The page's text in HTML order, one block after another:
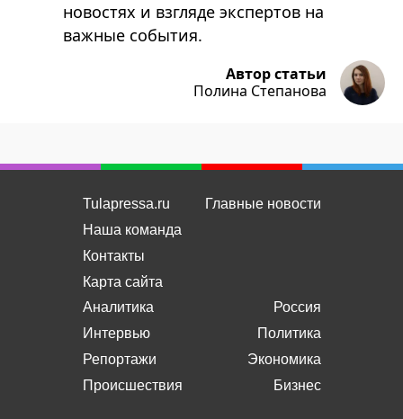
новостях и взгляде экспертов на
важные события.
Автор статьи
Полина Степанова
Tulapressa.ru
Наша команда
Контакты
Карта сайта
Главные новости
Аналитика
Интервью
Репортажи
Происшествия
Россия
Политика
Экономика
Бизнес